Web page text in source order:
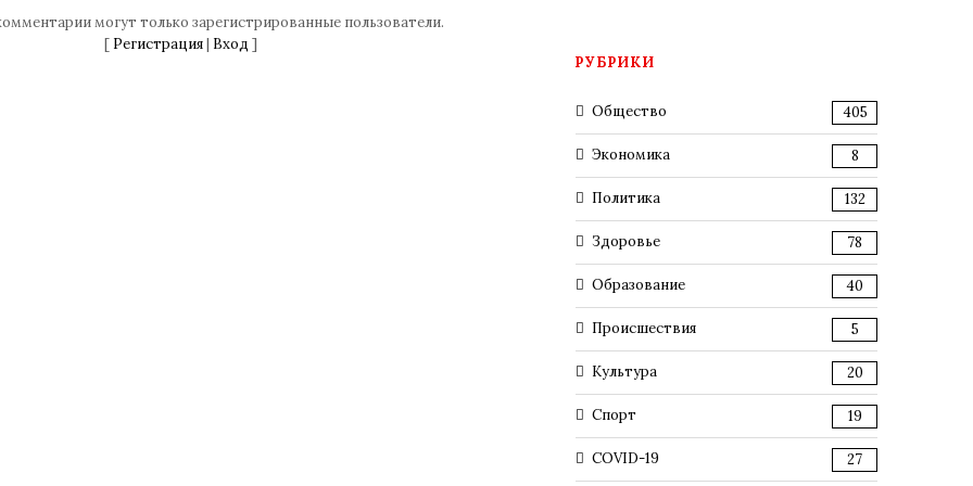
могут только зарегистрированные пользователи.
[ Регистрация| Вход ]
РУБРИКИ
Общество 405
Экономика 8
Политика 132
Здоровье 78
Образование 40
Происшествия 5
Культура 20
Спорт 19
COVID-19 27